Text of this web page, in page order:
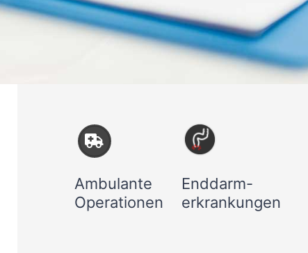
Ambulante
Operationen
Enddarm-
erkrankungen